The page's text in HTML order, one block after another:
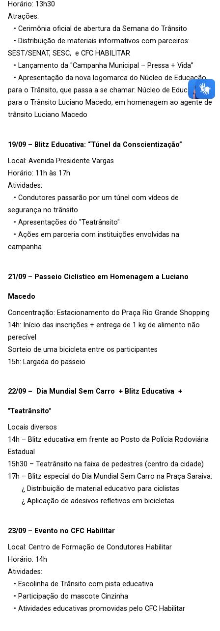
Horário: 13h30
Atrações:
• Cerimônia oficial de abertura da Semana do Trânsito
• Distribuição de materiais informativos com parceiros:
SEST/SENAT, SESC, e CFC HABILITAR
• Lançamento da "Campanha Municipal – Pressa + Vida”
• Apresentação da nova logomarca do Núcleo de Educação
para o Trânsito, que passa a se chamar: Núcleo de Educação
para o Trânsito Luciano Macedo, em homenagem ao agente de
trânsito Luciano Macedo
19/09 – Blitz Educativa: “Túnel da Conscientização”
Local: Avenida Presidente Vargas
Horário: 11h às 17h
Atividades:
• Condutores passarão por um túnel com vídeos de
segurança no trânsito
• Apresentações do "Teatrânsito"
• Ações em parceria com instituições envolvidas na
campanha
21/09 – Passeio Ciclístico em Homenagem a Luciano
Macedo
Concentração: Estacionamento do Praça Rio Grande Shopping
14h: Início das inscrições + entrega de 1 kg de alimento não
perecível
Sorteio de uma bicicleta entre os participantes
15h: Largada do passeio
22/09 – Dia Mundial Sem Carro + Blitz Educativa +
"Teatrânsito"
Locais diversos
14h – Blitz educativa em frente ao Posto da Polícia Rodoviária
Estadual
15h30 – Teatrânsito na faixa de pedestres (centro da cidade)
17h – Blitz especial do Dia Mundial Sem Carro na Praça Saraiva:
¿ Distribuição de material educativo para ciclistas
¿ Aplicação de adesivos refletivos em bicicletas
23/09 – Evento no CFC Habilitar
Local: Centro de Formação de Condutores Habilitar
Horário: 14h
Atividades:
• Escolinha de Trânsito com pista educativa
• Participação do mascote Cinzinha
• Atividades educativas promovidas pelo CFC Habilitar